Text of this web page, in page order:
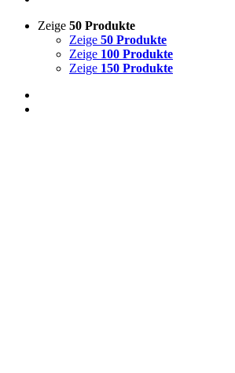
Zeige 50 Produkte
Zeige 50 Produkte
Zeige 100 Produkte
Zeige 150 Produkte